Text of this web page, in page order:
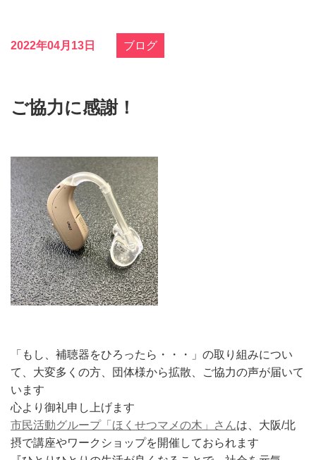
2022年04月13日 ブログ
ご協力に感謝！
「もし、補聴器をひろったら・・・」の取り組みについ
て、大変多くの方、団体様から拡散、ご協力の声が届いて
います
心より御礼申し上げます
市民活動グループ「ほくせつマメの木」さんは、大阪/北
摂で講座やワークショップを開催しておられます